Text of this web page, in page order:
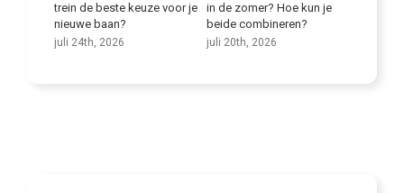
trein de beste keuze voor je
nieuwe baan?
juli 24th, 2026
in de zomer? Hoe kun je
beide combineren?
juli 20th, 2026